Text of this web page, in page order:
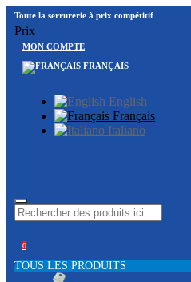
Toute la serrurerie à prix compétitif
Prix
MON COMPTE
FRANÇAIS
English
Français
Italiano
0
TOUS LES PRODUITS